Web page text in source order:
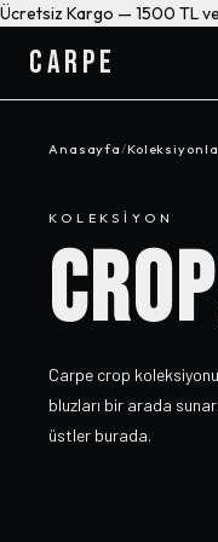
Ücretsiz Kargo — 1500 TL
CARPE
Anasayfa/
KOLEKSIYON
CROP
Carpe crop
bluzları bir arada
üstler burada.